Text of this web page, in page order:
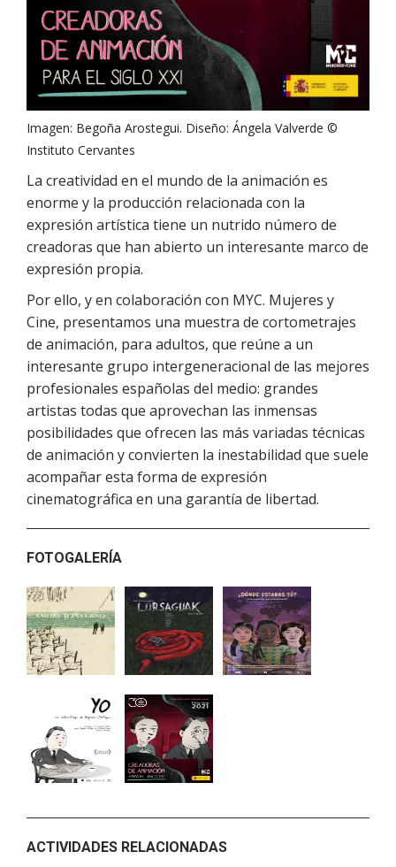
Imagen: Begoña Arostegui. Diseño: Ángela Valverde ©
Instituto Cervantes
La creatividad en el mundo de la animación es
enorme y la producción relacionada con la
expresión artística tiene un nutrido número de
creadoras que han abierto un interesante marco de
expresión propia.
Por ello, y en colaboración con MYC. Mujeres y
Cine, presentamos una muestra de cortometrajes
de animación, para adultos, que reúne a un
interesante grupo intergeneracional de las mejores
profesionales españolas del medio: grandes
artistas todas que aprovechan las inmensas
posibilidades que ofrecen las más variadas técnicas
de animación y convierten la inestabilidad que suele
acompañar esta forma de expresión
cinematográfica en una garantía de libertad.
FOTOGALERÍA
ACTIVIDADES RELACIONADAS